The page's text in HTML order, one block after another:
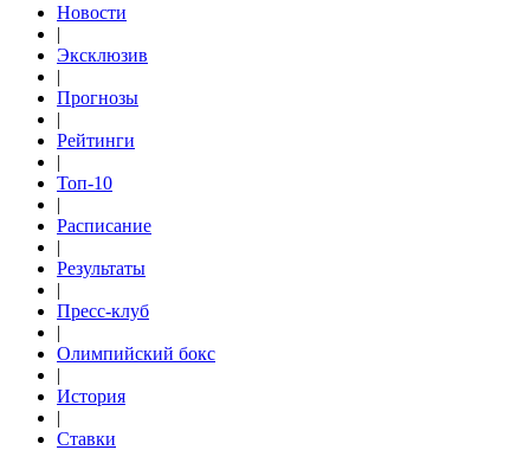
Новости
|
Эксклюзив
|
Прогнозы
|
Рейтинги
|
Топ-10
|
Расписание
|
Результаты
|
Пресс-клуб
|
Олимпийский бокс
|
История
|
Ставки